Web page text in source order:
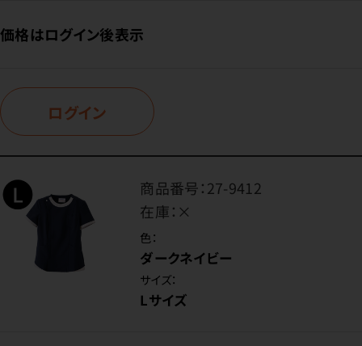
価格はログイン後表示
ログイン
商品番号：27-9412
在庫： ×
色：
ダークネイビー
サイズ：
Lサイズ